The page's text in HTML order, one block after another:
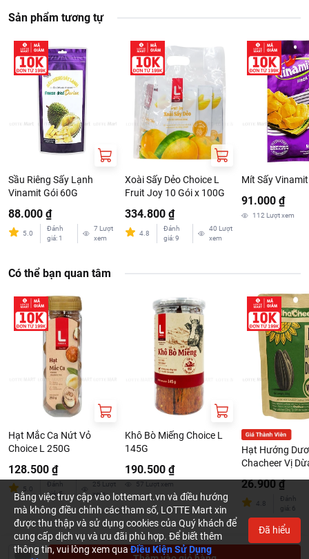
Sản phẩm tương tự
Sầu Riêng Sấy Lạnh
Vinamit Gói 60G
88.000 ₫
5.0
Đánh
giá: 1
7 Lượt
xem
Xoài Sấy Dẻo Choice L
Fruit Joy 10 Gói x 100G
334.800 ₫
4.8
Đánh
giá:9
40 Lượt
xem
Mít Sấy
91.000 ₫
112 Lượt xem
Có thể bạn quan tâm
Hạt Mắc Ca Nứt Vỏ
Choice L 250G
128.500 ₫
5.0
Đánh
giá :5
25
Lượt
xem
Khô Bò Miếng Choice L
145G
190.500 ₫
57 Lượt xem
Hạt Hướng
Chacheer Vị
26.900 ₫
4.8
Đánh
giá 6
Bằng việc truy cập vào lottemart.vn và điều hướng
mà không điều chỉnh các tham số, LOTTE Mart xin
được thu thập và sử dụng cookies của Quý khách để
cung cấp dịch vụ và ưu đãi phù hợp. Để biết thêm
thông tin, vui lòng xem quaĐiều Kiện Sử Dụng
Đã hiểu